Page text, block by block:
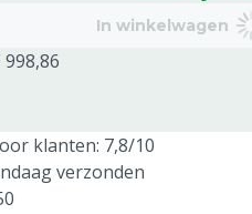
In winkelwagen
klanten: 7,8/10
verzonden